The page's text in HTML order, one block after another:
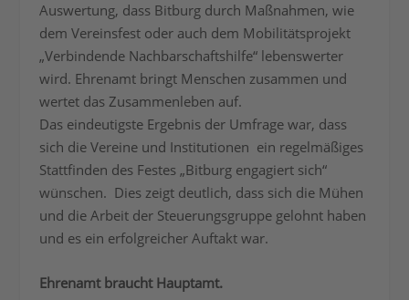
Auswertung, dass Bitburg durch Maßnahmen, wie
dem Vereinsfest oder auch dem Mobilitätsprojekt
„Verbindende Nachbarschaftshilfe“ lebenswerter
wird. Ehrenamt bringt Menschen zusammen und
wertet das Zusammenleben auf.
Das eindeutigste Ergebnis der Umfrage war, dass
sich die Vereine und Institutionen ein regelmäßiges
Stattfinden des Festes „Bitburg engagiert sich“
wünschen. Dies zeigt deutlich, dass sich die Mühen
und die Arbeit der Steuerungsgruppe gelohnt haben
und es ein erfolgreicher Auftakt war.
Ehrenamt braucht Hauptamt.